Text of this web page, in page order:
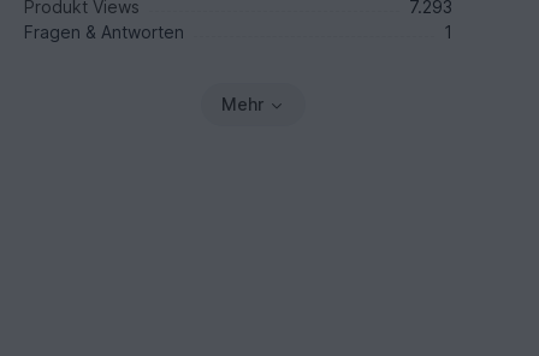
Produkt Views
7.293
Fragen & Antworten
1
Mehr